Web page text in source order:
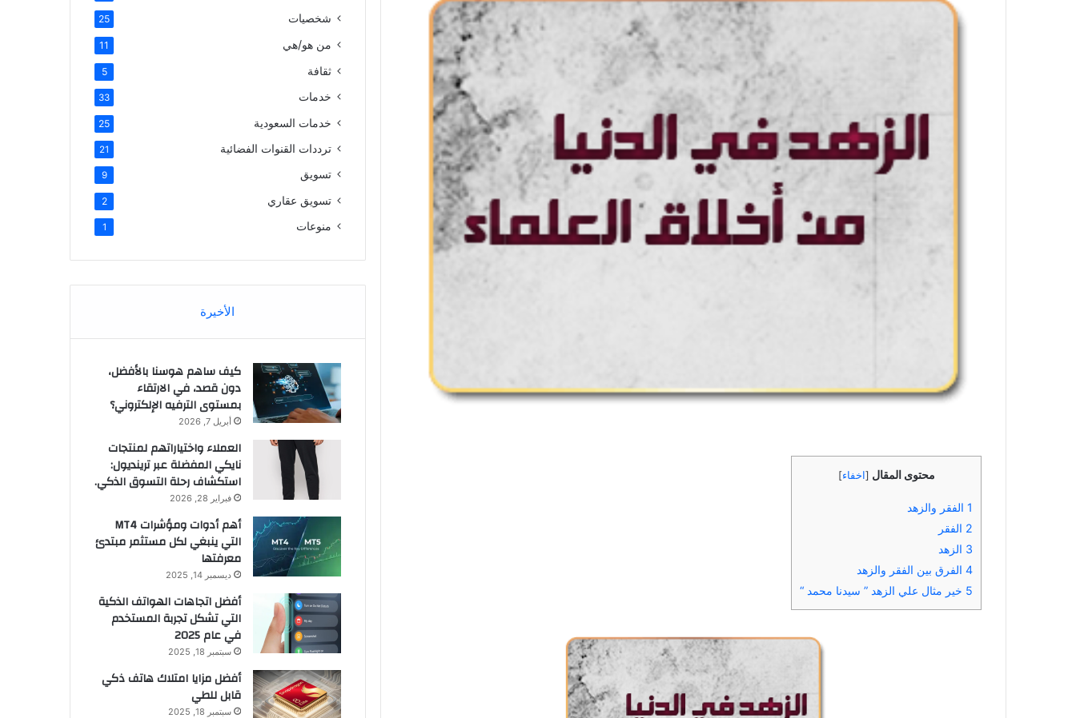
محتوى المقال [اخفاء]
1 الفقر والزهد
2 الفقر
3 الزهد
4 الفرق بين الفقر والزهد
5 خير مثال علي الزهد ” سيدنا محمد “
شخصيات 25
من هو/هي 11
ثقافة 5
خدمات 33
خدمات السعودية 25
ترددات القنوات الفضائية 21
تسويق 9
تسويق عقاري 2
منوعات 1
الأخيرة
كيف ساهم هوسنا بالأفضل،
دون قصد، في الارتقاء
بمستوى الترفيه الإلكتروني؟
أبريل 7, 2026
العملاء واختياراتهم لمنتجات
نايكي المفضلة عبر ترينديول:
استكشاف رحلة التسوق الذكي.
فبراير 28, 2026
أهم أدوات ومؤشرات MT4
التي ينبغي لكل مستثمر مبتدئ
معرفتها
ديسمبر 14, 2025
أفضل اتجاهات الهواتف الذكية
التي تشكل تجربة المستخدم
في عام 2025
سبتمبر 18, 2025
أفضل مزايا امتلاك هاتف ذكي
قابل للطي
سبتمبر 18, 2025